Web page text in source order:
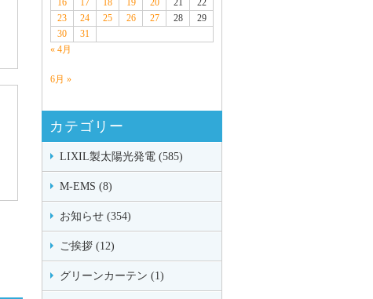
16
17 18 19 20 21
22
23
24 25 26 27 28
29
30
31
« 4月
6月 »
カテゴリー
LIXIL製太陽光発電 (585)
M-EMS (8)
お知らせ (354)
ご挨拶 (12)
グリーンカーテン (1)